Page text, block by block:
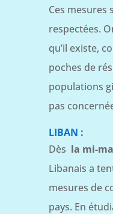
Ces mesures
respectées.
qu’il existe,
poches de
populations
pas
LIBAN :
Dès la mi-
Libanais a
mesures de
pays. En